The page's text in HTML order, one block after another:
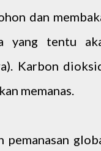
dan
yang tentu
Karbon
memanas.
pemanasan